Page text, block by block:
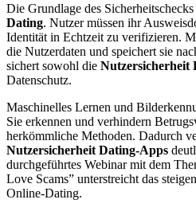
Die Grundlage des
Dating. Nutzer müssen ihr
Identität in Echtzeit zu verifizieren.
die Nutzerdaten und speichert sie
sichert sowohl die Nutzersicherheit
Datenschutz.
Maschinelles Lernen und
Sie erkennen und verhindern
herkömmliche Methoden. Dadurch
Nutzersicherheit Dating-Apps
durchgeführtes Webinar mit dem
Love Scams” unterstreicht das
Online-Dating.